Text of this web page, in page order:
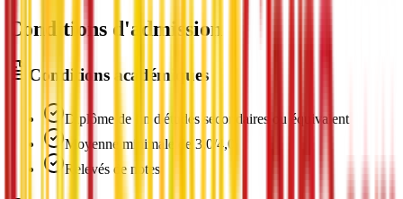
Conditions d'admission
Conditions académiques
Diplôme de fin d'études secondaires ou équivalent
Moyenne minimale de 3,0/4,0
Relevés de notes